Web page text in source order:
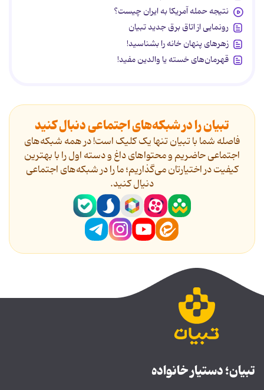
نتیجه حمله آمریکا به ایران چیست؟
رونمایی از اتاق برق جدید تبیان
زهرهای پنهان خانه را بشناسید!
قهرمان‌های خسته یا والدین مفید!
تبیان را در شبکه‌های اجتماعی دنبال کنید
فاصله شما با تبیان تنها یک کلیک است! در همه شبکه‌های
اجتماعی حاضریم و محتواهای داغ و دسته اول را با بهترین
کیفیت در اختیارتان می‌گذاریم؛ ما را در شبکه‌های اجتماعی
دنیال کنید.
تبیان؛ دستیار خانواده